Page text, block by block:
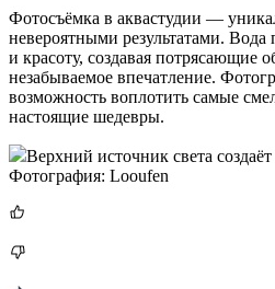
Фотосъёмка в аквастудии —
невероятными результатами. Вода
и красоту, создавая потрясающие
незабываемое впечатление.
возможность воплотить самые
настоящие шедевры.
Верхний источник света
Фотография: Looufen